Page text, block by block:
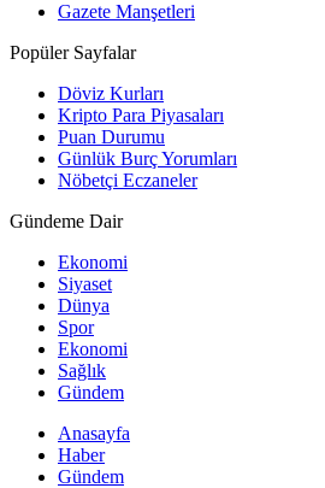
Gazete Manşetleri
Popüler Sayfalar
Döviz Kurları
Kripto Para Piyasaları
Puan Durumu
Günlük Burç Yorumları
Nöbetçi Eczaneler
Gündeme Dair
Ekonomi
Siyaset
Dünya
Spor
Ekonomi
Sağlık
Gündem
Anasayfa
Haber
Gündem